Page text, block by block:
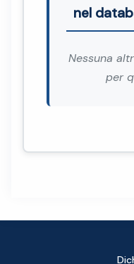
nel
Nessuna
per